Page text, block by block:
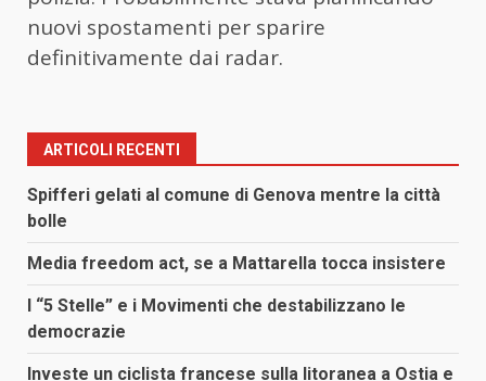
nuovi spostamenti per sparire
definitivamente dai radar.
ARTICOLI RECENTI
Spifferi gelati al comune di Genova mentre la città
bolle
Media freedom act, se a Mattarella tocca insistere
I “5 Stelle” e i Movimenti che destabilizzano le
democrazie
Investe un ciclista francese sulla litoranea a Ostia e